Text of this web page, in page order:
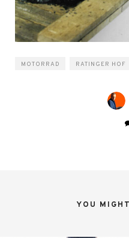
MOTORRAD RATINGER HOF
YOU